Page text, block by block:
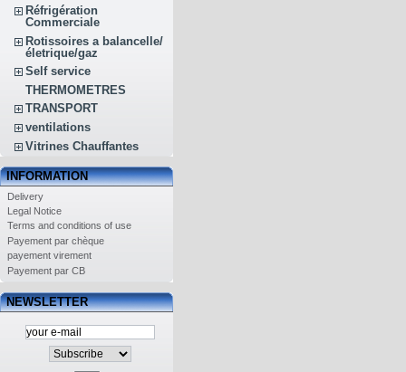
Réfrigération
Commerciale
Rotissoires a balancelle/
életrique/gaz
Self service
THERMOMETRES
TRANSPORT
ventilations
Vitrines Chauffantes
INFORMATION
Delivery
Legal Notice
Terms and conditions of use
Payement par chèque
payement virement
Payement par CB
NEWSLETTER